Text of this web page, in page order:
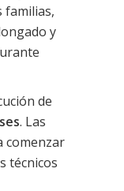
familias,
y
de
. Las
comenzar
técnicos